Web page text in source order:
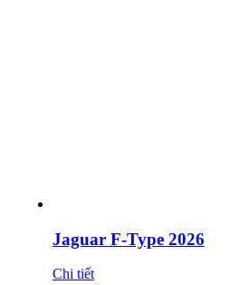
Jaguar F-Type 2026
Chi tiết